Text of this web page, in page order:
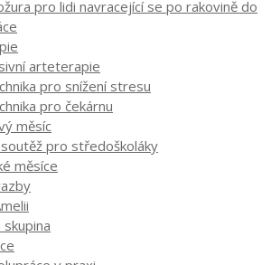
pro lidi navracející se po rakovině do
arteterapie
pro snížení stresu
pro čekárnu
měsíc
pro středoškoláky
měsíce